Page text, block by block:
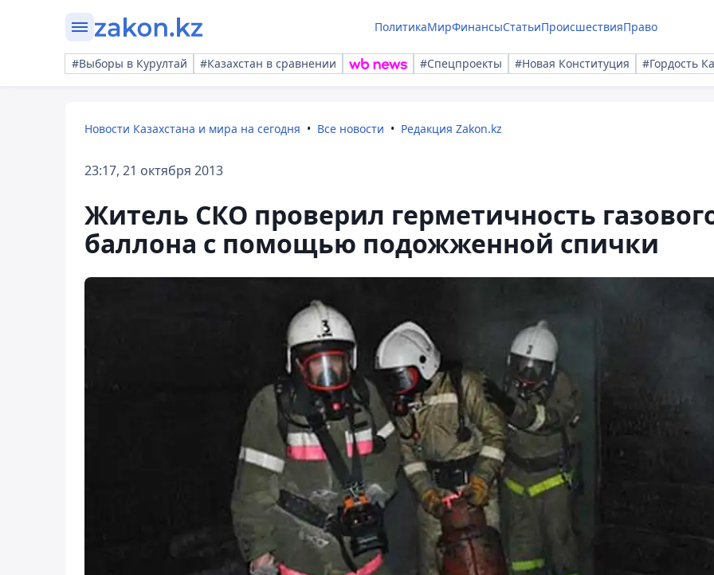
ПолитикаМирФинансыСтатьиПроисшествияПраво
#Выборы в Курултай #Казахстан в сравнении #Спецпроекты #Новая Конституция #Гордость
Новости Казахстана и мира на сегодня Все новости Редакция Zakon.kz
23:17, 21 октября 2013
Житель СКО проверил герметичность
баллона с помощью подожженной спички